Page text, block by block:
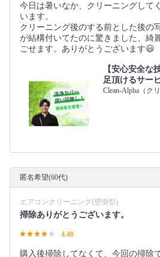
今日は暑いなか、クリーニングして
います。
クリーニング後のする前とした後の
が結構付いてたのに驚きました、綺
ごせます。ありがとうございます😃
【安心安全な
足頂けるサー
Clean-Alpha（ク
匿名希望(60代)
エアコンクリーニング(壁掛型)
掃除ありがとうございます。
4.40
購入後掃除してなくて、今回の掃除